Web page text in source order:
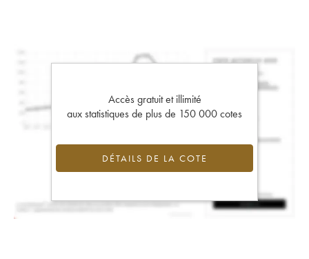
Accès gratuit et illimité
aux statistiques de plus de 150 000 cotes
DÉTAILS DE LA COTE